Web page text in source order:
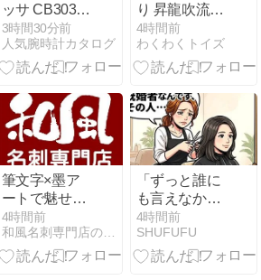
ッサ CB3030-
76E 軽量チタ
ン電波時計の
魅力
3時間30分前
人気腕時計カタログ
り 昇龍吹流8
点セットの魅
力と選び方
4時間前
わくわくトイズ
筆文字×墨ア
ートで魅せ
る！インパク
ト抜群のオリ
ジナル名刺デ
4時間前
和風名刺専門店のスタッフ日記
「ずっと誰に
も言えなかっ
た」美容師さ
んがハサミを
止めて打ち明
4時間前
SHUFUFU